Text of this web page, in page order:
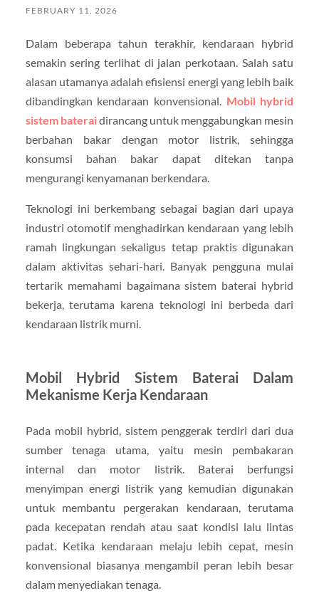
FEBRUARY 11, 2026
Dalam beberapa tahun terakhir, kendaraan hybrid
semakin sering terlihat di jalan perkotaan. Salah satu
alasan utamanya adalah efisiensi energi yang lebih baik
dibandingkan kendaraan konvensional. Mobil hybrid
sistem bateraidirancang untuk menggabungkan mesin
berbahan bakar dengan motor listrik, sehingga
konsumsi bahan bakar dapat ditekan tanpa
mengurangi kenyamanan berkendara.
Teknologi ini berkembang sebagai bagian dari upaya
industri otomotif menghadirkan kendaraan yang lebih
ramah lingkungan sekaligus tetap praktis digunakan
dalam aktivitas sehari-hari. Banyak pengguna mulai
tertarik memahami bagaimana sistem baterai hybrid
bekerja, terutama karena teknologi ini berbeda dari
kendaraan listrik murni.
Mobil Hybrid Sistem Baterai Dalam
Mekanisme Kerja Kendaraan
Pada mobil hybrid, sistem penggerak terdiri dari dua
sumber tenaga utama, yaitu mesin pembakaran
internal dan motor listrik. Baterai berfungsi
menyimpan energi listrik yang kemudian digunakan
untuk membantu pergerakan kendaraan, terutama
pada kecepatan rendah atau saat kondisi lalu lintas
padat. Ketika kendaraan melaju lebih cepat, mesin
konvensional biasanya mengambil peran lebih besar
dalam menyediakan tenaga.